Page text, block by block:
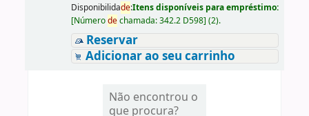
Disponibilidade:Itens disponíveis para empréstimo:
[Númerodechamada:342.2 D598] (2).
Reservar
Adicionar ao seu carrinho
Não encontrou o
que procura?